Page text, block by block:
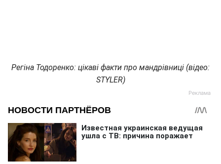
Регіна Тодоренко: цікаві факти про мандрівниці (відео:
STYLER)